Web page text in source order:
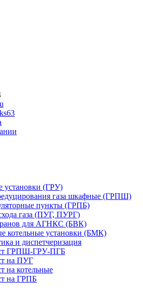
установки (ГРУ)
газа шкафные (ГРПШ)
пункты (ГРПБ)
газа (ПУГ, ПУРГ)
для АГНКС (БВК)
котельные установки (БМК)
и диспетчеризация
ГРПШ-ГРУ-ПГБ
на ПУГ
на котельные
на ГРПБ